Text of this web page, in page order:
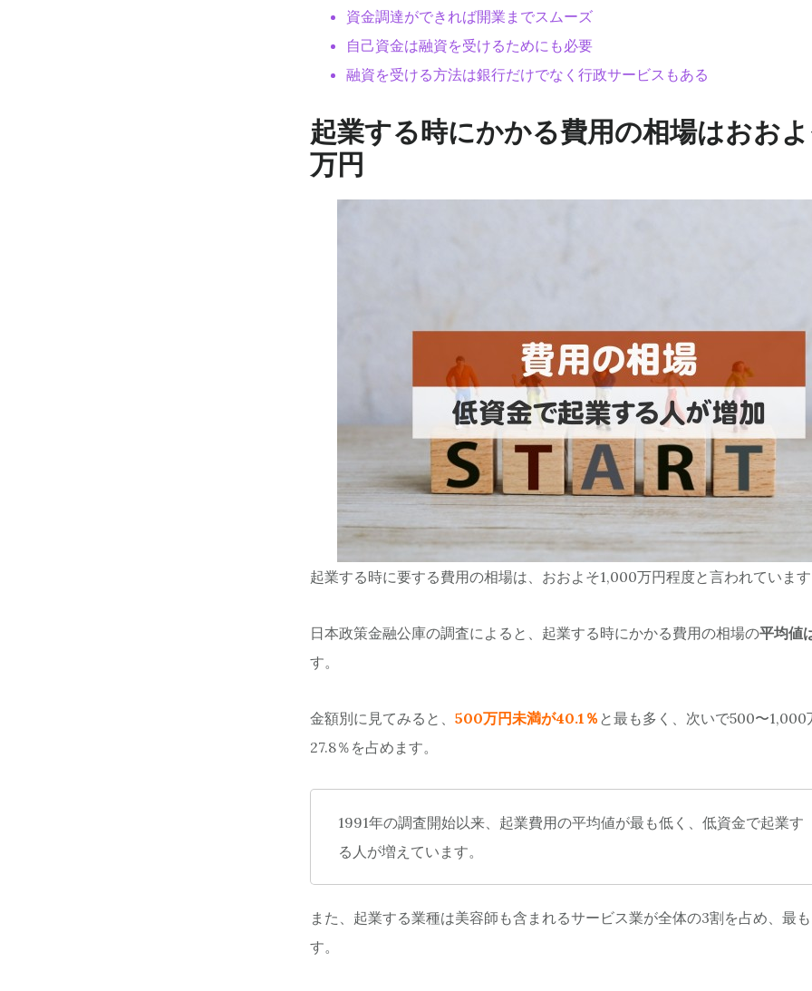
資金調達ができれば開業までスムーズ
自己資金は融資を受けるためにも必要
融資を受ける方法は銀行だけでなく行政サービスもある
起業する時にかかる費用の相場はおお
万円
起業する時に要する費用の相場は、おおよそ1,000万円程度と言われていま
日本政策金融公庫の調査によると、起業する時にかかる費用の相場の平均値
す。
金額別に見てみると、 500万円未満が40.1％ と最も多く、次いで500〜1,000
27.8％を占めます。
1991年の調査開始以来、起業費用の平均値が最も低く、低資金で起業す
る人が増えています。
また、起業する業種は美容師も含まれるサービス業が全体の3割を占め、最
す。